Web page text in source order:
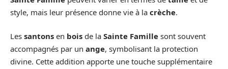
style, mais leur présence donne vie à la crèche.
Les santons en bois de la Sainte Famille sont souvent
accompagnés par un ange, symbolisant la protection
divine. Cette addition apporte une touche supplémentaire